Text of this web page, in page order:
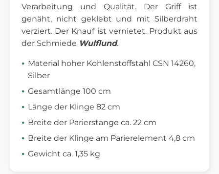
Verarbeitung und Qualität. Der Griff ist
genäht, nicht geklebt und mit Silberdraht
verziert. Der Knauf ist vernietet. Produkt aus
der Schmiede Wulflund.
Material hoher Kohlenstoffstahl CSN 14260,
Silber
Gesamtlänge 100 cm
Länge der Klinge 82 cm
Breite der Parierstange ca. 22 cm
Breite der Klinge am Parierelement 4,8 cm
Gewicht ca. 1,35 kg